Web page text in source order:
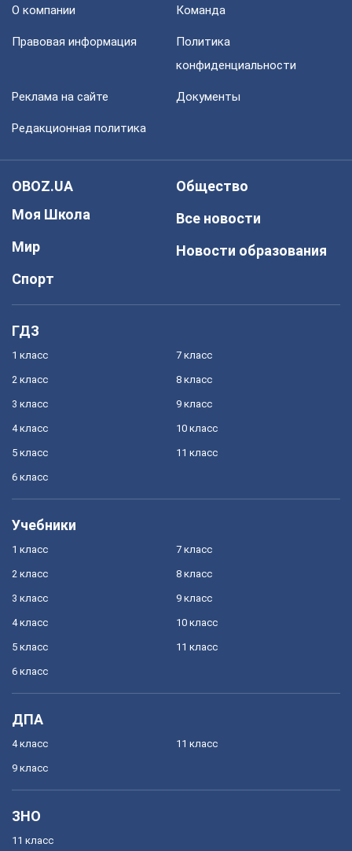
О компании Команда
Правовая информация
Политика
конфиденциальности
Реклама на сайте Документы
Редакционная политика
OBOZ.UA
Моя Школа
Мир
Спорт
Общество
Все новости
Новости образования
ГДЗ
1 класс
2 класс
3 класс
4 класс
5 класс
6 класс
7 класс
8 класс
9 класс
10 класс
11 класс
Учебники
1 класс
2 класс
3 класс
4 класс
5 класс
6 класс
7 класс
8 класс
9 класс
10 класс
11 класс
ДПА
4 класс
9 класс
11 класс
ЗНО
11 класс